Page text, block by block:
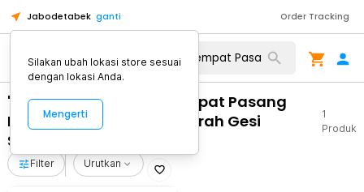
Jabodetabek ganti Order Tracking
"WA 0859 3970 0884 Tempat Pasang
Partisi Kaca Air Terjun Murah Gesi
Sragen"
1
Produk
Filter Urutkan
Silakan ubah lokasi store sesuai
dengan lokasi Anda.
Mengerti